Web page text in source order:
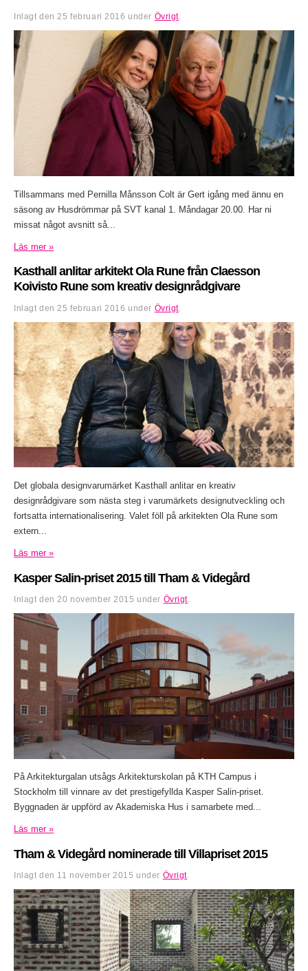
Inlagt den 25 februari 2016 under Övrigt
Tillsammans med Pernilla Månsson Colt är Gert igång med ännu en
säsong av Husdrömmar på SVT kanal 1. Måndagar 20.00. Har ni
missat något avsnitt så...
Läs mer »
Kasthall anlitar arkitekt Ola Rune från Claesson
Koivisto Rune som kreativ designrådgivare
Inlagt den 25 februari 2016 under Övrigt
Det globala designvarumärket Kasthall anlitar en kreativ
designrådgivare som nästa steg i varumärkets designutveckling och
fortsatta internationalisering. Valet föll på arkitekten Ola Rune som
extern...
Läs mer »
Kasper Salin-priset 2015 till Tham & Videgård
Inlagt den 20 november 2015 under Övrigt
På Arkitekturgalan utsågs Arkitekturskolan på KTH Campus i
Stockholm till vinnare av det prestigefyllda Kasper Salin-priset.
Byggnaden är uppförd av Akademiska Hus i samarbete med...
Läs mer »
Tham & Videgård nominerade till Villapriset 2015
Inlagt den 11 november 2015 under Övrigt